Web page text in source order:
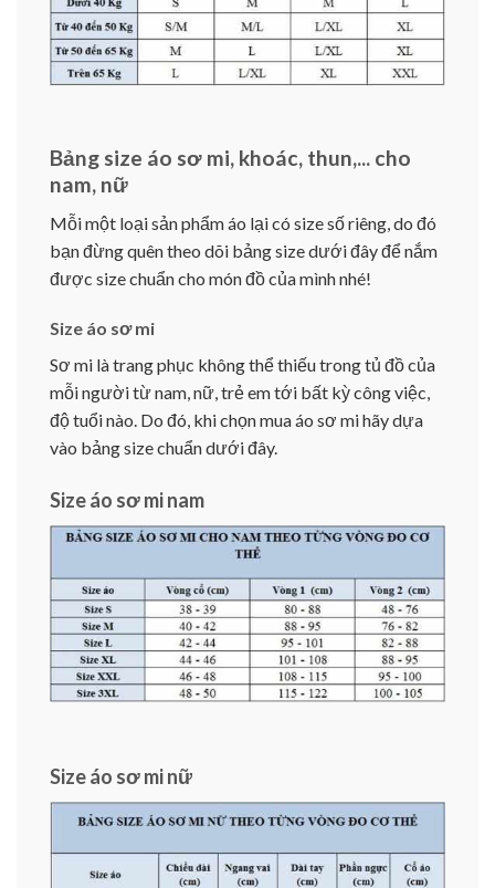
Bảng size áo sơ mi, khoác, thun,... cho
nam, nữ
Mỗi một loại sản phẩm áo lại có size số riêng, do đó
bạn đừng quên theo dõi bảng size dưới đây để nắm
được size chuẩn cho món đồ của mình nhé!
Size áo sơ mi
Sơ mi là trang phục không thể thiếu trong tủ đồ của
mỗi người từ nam, nữ, trẻ em tới bất kỳ công việc,
độ tuổi nào. Do đó, khi chọn mua áo sơ mi hãy dựa
vào bảng size chuẩn dưới đây.
Size áo sơ mi nam
Size áo sơ mi nữ